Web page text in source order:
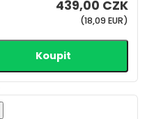
439,00 CZK
(18,09 EUR)